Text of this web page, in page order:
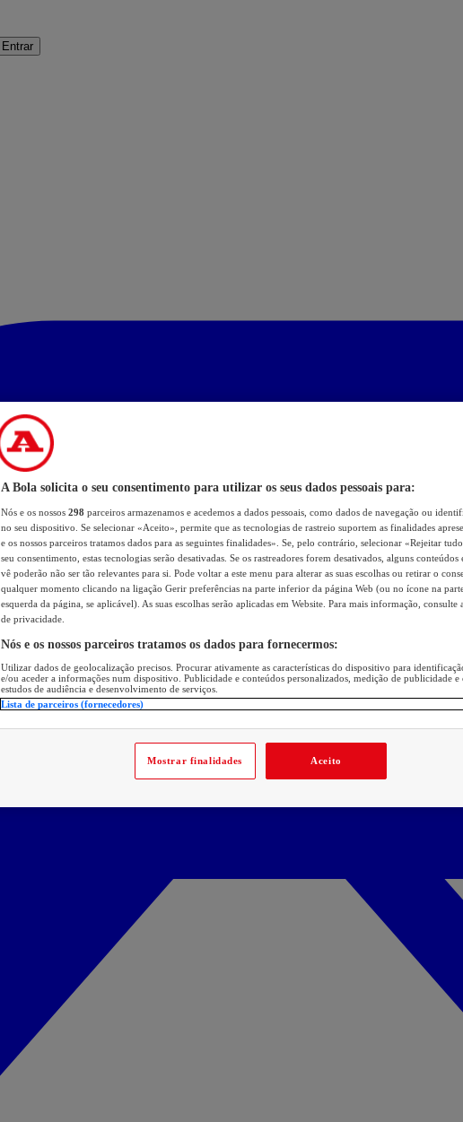
Entrar
A Bola solicita o seu consentimento para utilizar os seus dados pessoais para:
Nós e os nossos 298 parceiros armazenamos e acedemos a dados pessoais, como dados de navegação ou
no seu dispositivo. Se selecionar «Aceito», permite que as tecnologias de rastreio suportem as finalidades
e os nossos parceiros tratamos dados para as seguintes finalidades». Se, pelo contrário, selecionar «Rejeitar
seu consentimento, estas tecnologias serão desativadas. Se os rastreadores forem desativados, alguns conteúdos
vê poderão não ser tão relevantes para si. Pode voltar a este menu para alterar as suas escolhas ou retirar o
qualquer momento clicando na ligação Gerir preferências na parte inferior da página Web (ou no ícone na
esquerda da página, se aplicável). As suas escolhas serão aplicadas em Website. Para mais informação, consulte
de privacidade.
Nós e os nossos parceiros tratamos os dados para fornecermos:
Utilizar dados de geolocalização precisos. Procurar ativamente as características do dispositivo para
e/ou aceder a informações num dispositivo. Publicidade e conteúdos personalizados, medição de publicidade e
estudos de audiência e desenvolvimento de serviços.
Lista de parceiros (fornecedores)
Mostrar finalidades Aceito